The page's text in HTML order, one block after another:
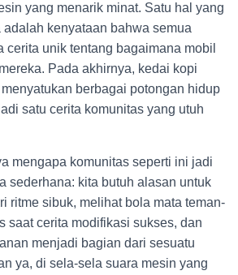
yang menarik minat. Satu hal yang
kenyataan bahwa semua
cerita unik tentang bagaimana mobil
Pada akhirnya, kedai kopi
berbagai potongan hidup
satu cerita komunitas yang utuh
mengapa komunitas seperti ini jadi
sederhana: kita butuh alasan untuk
ritme sibuk, melihat bola mata teman-
saat cerita modifikasi sukses, dan
menjadi bagian dari sesuatu
ya, di sela-sela suara mesin yang